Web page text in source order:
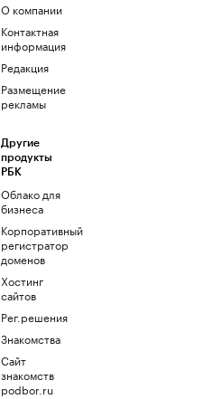
О компании
Контактная
информация
Редакция
Размещение
рекламы
Другие
продукты
РБК
Облако для
бизнеса
Корпоративный
регистратор
доменов
Хостинг
сайтов
Рег.решения
Знакомства
Сайт
знакомств
podbor.ru